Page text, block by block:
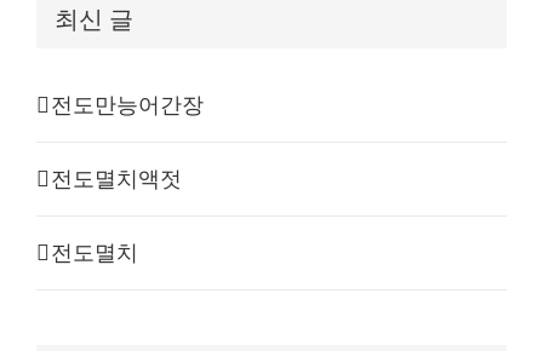
최신 글
전도만능어간장
전도멸치액젓
전도멸치